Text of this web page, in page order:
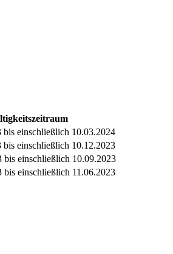
bis einschließlich 10.03.2024
bis einschließlich 10.12.2023
bis einschließlich 10.09.2023
bis einschließlich 11.06.2023